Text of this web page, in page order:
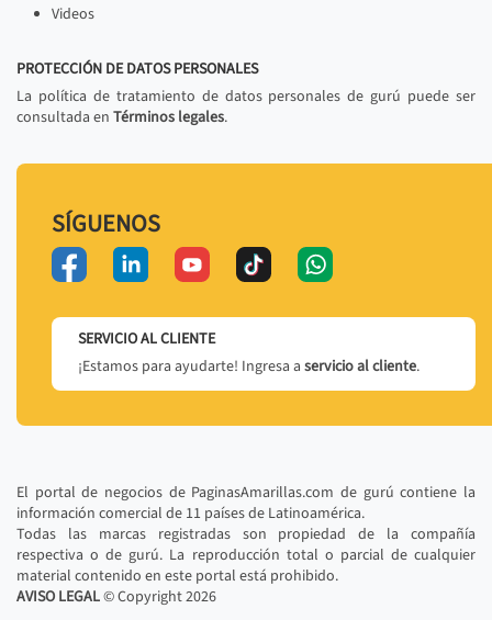
Videos
PROTECCIÓN DE DATOS PERSONALES
La política de tratamiento de datos personales de gurú puede ser
consultada en Términos legales.
SÍGUENOS
SERVICIO AL CLIENTE
¡Estamos para ayudarte! Ingresa a servicio al cliente.
El portal de negocios de PaginasAmarillas.com de gurú contiene la
información comercial de 11 países de Latinoamérica.
Todas las marcas registradas son propiedad de la compañía
respectiva o de gurú. La reproducción total o parcial de cualquier
material contenido en este portal está prohibido.
AVISO LEGAL© Copyright2026